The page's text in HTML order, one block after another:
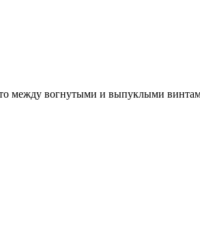
между вогнутыми и выпуклыми